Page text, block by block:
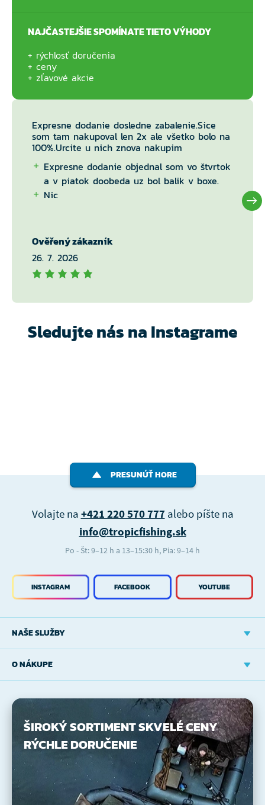
NAJČASTEJŠIE SPOMÍNATE TIETO VÝHODY
rýchlosť doručenia
ceny
zľavové akcie
Expresne dodanie dosledne zabalenie.Sice
som tam nakupoval len 2x ale všetko bolo na
100%.Urcite u nich znova nakupim
Expresne dodanie objednal som vo štvrtok
a v piatok doobeda uz bol balik v boxe.
Nic
Ověřený zákazník
26. 7. 2026
Sledujte nás na Instagrame
PRESUNÚŤ HORE
NAŠE SLUŽBY
O NÁKUPE
INSTAGRAM FACEBOOK YOUTUBE
Volajte na +421 220 570 777alebo píšte na
info@tropicfishing.sk
Po - Št: 9–12 h a 13–15:30 h, Pia: 9–14 h
ŠIROKÝ SORTIMENTSKVELÉ CENY
RÝCHLE DORUČENIE